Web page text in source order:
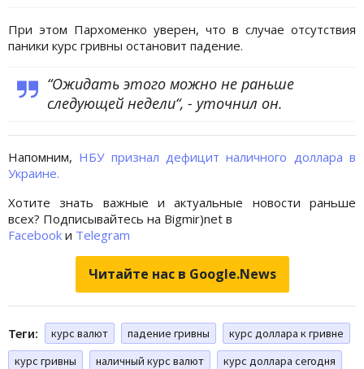
При этом Пархоменко уверен, что в случае отсутствия
паники курс гривны остановит падение.
“Ожидать этого можно не раньше
следующей недели“, - уточнил он.
Напомним, НБУ признал дефицит наличного доллара в
Украине.
Хотите знать важные и актуальные новости раньше
всех? Подписывайтесь на Bigmir)net в
Facebook и Telegram
Читайте нас в Google.News
Теги: курс валют падение гривны
курс доллара к гривне
курс гривны
наличный курс валют
курс доллара сегодня